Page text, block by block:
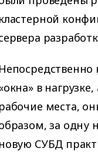
кластерной
в
рабочие места,
за одну
новую СУБД